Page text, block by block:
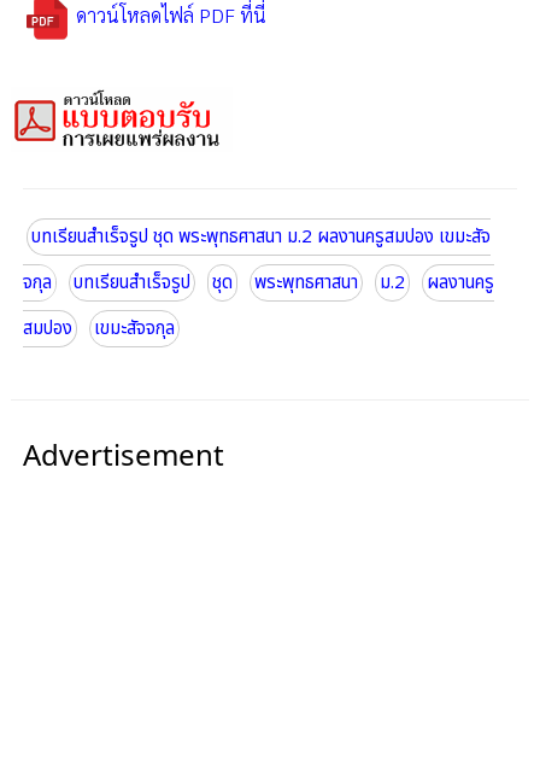
ดาวน์โหลดไฟล์ PDF ที่นี่
บทเรียนสำเร็จรูป ชุด พระพุทธศาสนา ม.2 ผลงานครูสมปอง เขมะสัจ
จกุล
บทเรียนสำเร็จรูป ชุด พระพุทธศาสนา ม.2
ผลงานครู
สมปอง
เขมะสัจจกุล
Advertisement